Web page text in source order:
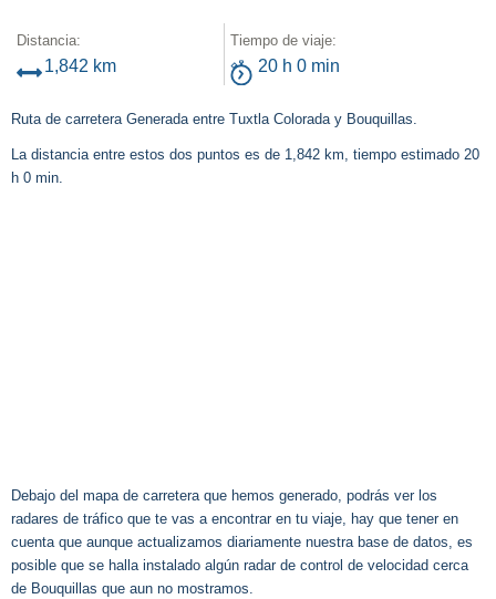
Distancia:
1,842 km
Tiempo de viaje:
20 h 0 min
Ruta de carretera Generada entre Tuxtla Colorada y Bouquillas.
La distancia entre estos dos puntos es de 1,842 km, tiempo estimado 20
h 0 min.
Debajo del mapa de carretera que hemos generado, podrás ver los
radares de tráfico que te vas a encontrar en tu viaje, hay que tener en
cuenta que aunque actualizamos diariamente nuestra base de datos, es
posible que se halla instalado algún radar de control de velocidad cerca
de Bouquillas que aun no mostramos.